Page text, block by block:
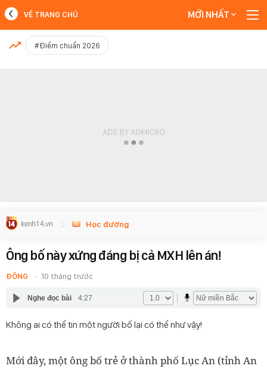
MỚI NHẤT
VỀ TRANG CHỦ MỚI NHẤT
#Điểm chuẩn 2026
Học đường
Ông bố này xứng đáng bị cả MXH lên án!
ĐÔNG 10 tháng trước
Nghe đọc bài 4:27
Không ai có thể tin một người bố lại có thể như vậy!
Mới đây, một ông bố trẻ ở thành phố Lục An (tỉnh An